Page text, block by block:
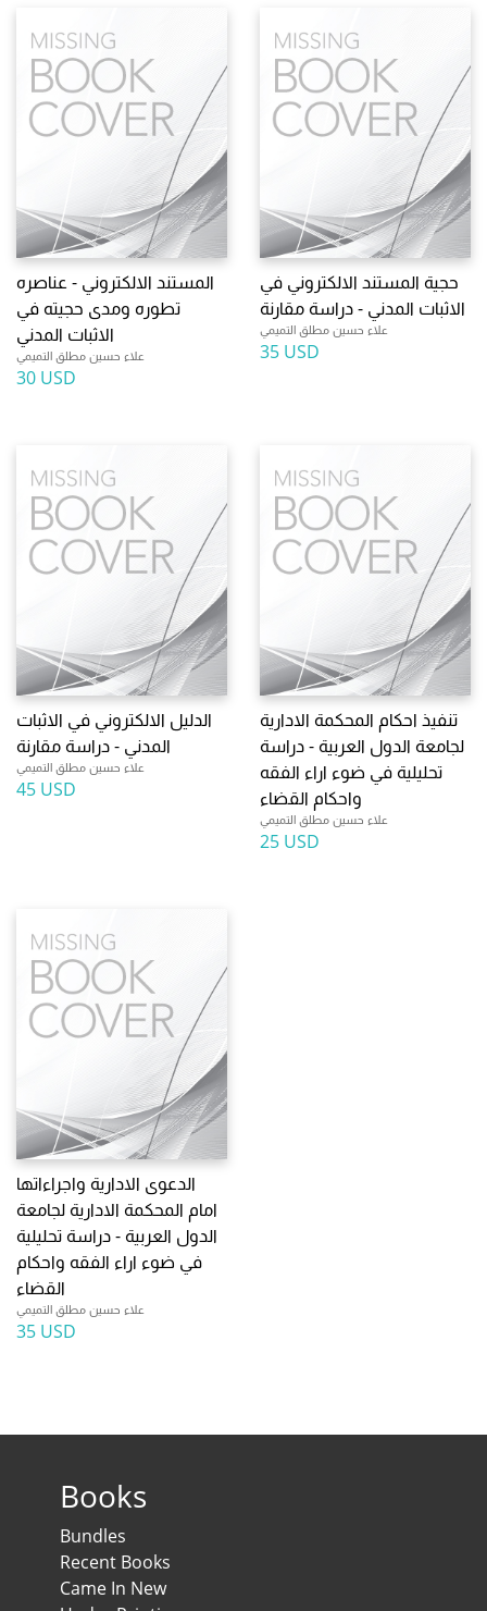
المستند الالكتروني - عناصره
تطوره ومدى حجيته في
الاثبات المدني
علاء حسين مطلق التميمي
30 USD
حجية المستند الالكتروني في
الاثبات المدني - دراسة مقارنة
علاء حسين مطلق التميمي
35 USD
الدليل الالكتروني في الاثبات
المدني - دراسة مقارنة
علاء حسين مطلق التميمي
45 USD
تنفيذ احكام المحكمة الادارية
لجامعة الدول العربية - دراسة
تحليلية في ضوء اراء الفقه
واحكام القضاء
علاء حسين مطلق التميمي
25 USD
الدعوى الادارية واجراءاتها
امام المحكمة الادارية لجامعة
الدول العربية - دراسة تحليلية
في ضوء اراء الفقه واحكام
القضاء
علاء حسين مطلق التميمي
35 USD
Books
Bundles
Recent Books
Came In New